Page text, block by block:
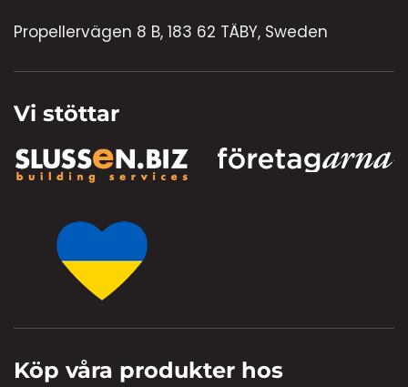
Propellervägen 8 B, 183 62 TÄBY, Sweden
Vi stöttar
Köp våra produkter hos